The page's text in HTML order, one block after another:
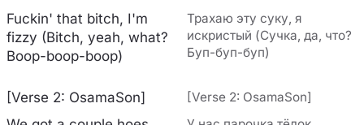
Fuckin' that bitch, I'm
fizzy (Bitch, yeah, what?
Boop-boop-boop)
Трахаю эту суку, я
искристый (Сучка, да, что?
Буп-буп-буп)
[Verse 2: OsamaSon] [Verse 2: OsamaSon]